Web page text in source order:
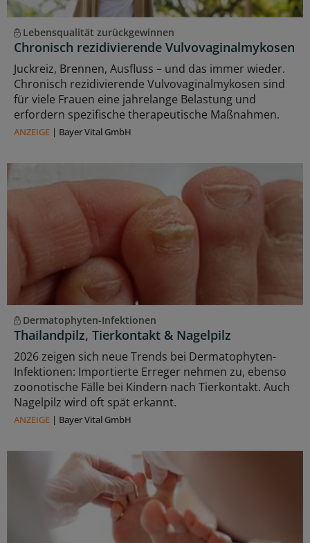
Lebensqualität zurückgewinnen
Chronisch rezidivierende Vulvovaginalmykosen
Juckreiz, Brennen, Ausfluss – und das immer wieder.
Chronisch rezidivierende Vulvovaginalmykosen sind
für viele Frauen eine jahrelange Belastung und
erfordern spezifische therapeutische Maßnahmen.
ANZEIGE | Bayer Vital GmbH
Dermatophyten-Infektionen
Thailandpilz, Tierkontakt & Nagelpilz
2026 zeigen sich neue Trends bei Dermatophyten-
Infektionen: Importierte Erreger nehmen zu, ebenso
zoonotische Fälle bei Kindern nach Tierkontakt. Auch
Nagelpilz wird oft spät erkannt.
ANZEIGE | Bayer Vital GmbH